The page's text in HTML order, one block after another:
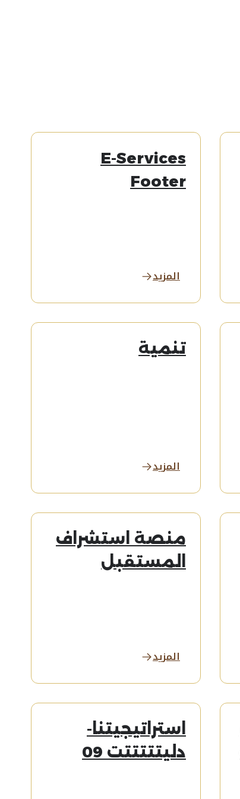
E-Services
Footer
المزيد
تنمية
المزيد
منصة استشراف
المستقبل
المزيد
استراتيجيتنا-
دليتتتتتت 09